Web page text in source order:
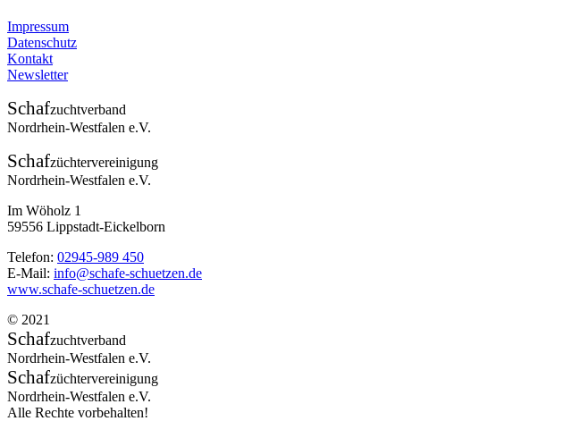
Impressum
Datenschutz
Kontakt
Newsletter
Schafzuchtverband
Nordrhein-Westfalen e.V.
Schafzüchtervereinigung
Nordrhein-Westfalen e.V.
Im Wöholz 1
59556 Lippstadt-Eickelborn
Telefon: 02945-989 450
E-Mail: info@schafe-schuetzen.de
www.schafe-schuetzen.de
© 2021
Schafzuchtverband
Nordrhein-Westfalen e.V.
Schafzüchtervereinigung
Nordrhein-Westfalen e.V.
Alle Rechte vorbehalten!